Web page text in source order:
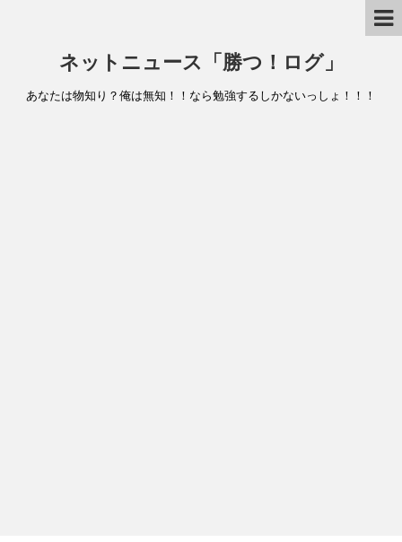
ネットニュース「勝つ！ログ」
あなたは物知り？俺は無知！！なら勉強するしかないっしょ！！！